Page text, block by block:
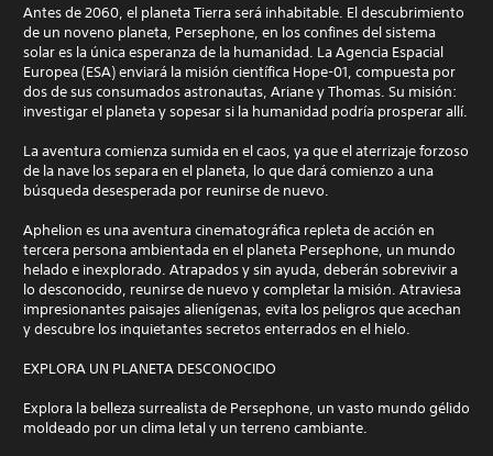
Antes de 2060, el planeta Tierra será inhabitable. El descubrimiento
de un noveno planeta, Persephone, en los confines del sistema
solar es la única esperanza de la humanidad. La Agencia Espacial
Europea (ESA) enviará la misión científica Hope-01, compuesta por
dos de sus consumados astronautas, Ariane y Thomas. Su misión:
investigar el planeta y sopesar si la humanidad podría prosperar allí.
La aventura comienza sumida en el caos, ya que el aterrizaje forzoso
de la nave los separa en el planeta, lo que dará comienzo a una
búsqueda desesperada por reunirse de nuevo.
Aphelion es una aventura cinematográfica repleta de acción en
tercera persona ambientada en el planeta Persephone, un mundo
helado e inexplorado. Atrapados y sin ayuda, deberán sobrevivir a
lo desconocido, reunirse de nuevo y completar la misión. Atraviesa
impresionantes paisajes alienígenas, evita los peligros que acechan
y descubre los inquietantes secretos enterrados en el hielo.
EXPLORA UN PLANETA DESCONOCIDO
Explora la belleza surrealista de Persephone, un vasto mundo gélido
moldeado por un clima letal y un terreno cambiante.